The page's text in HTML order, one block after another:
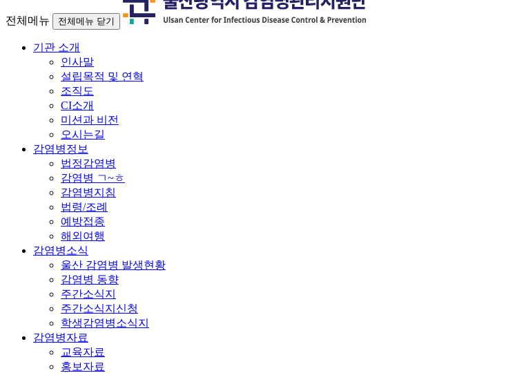
전체메뉴 전체메뉴 닫기
기관 소개
인사말
설립목적 및 연혁
조직도
CI소개
미션과 비전
오시는길
감염병정보
법정감염병
감염병 ㄱ~ㅎ
감염병지침
법령/조례
예방접종
해외여행
감염병소식
울산 감염병 발생현황
감염병 동향
주간소식지
주간소식지신청
학생감염병소식지
감염병자료
교육자료
홍보자료